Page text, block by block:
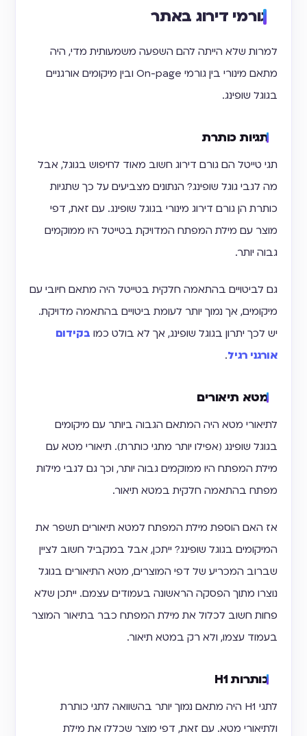
גורמי דירוג באתר
למרות שלא הייתה להם השפעה משמעותית מדי, היה
מתאם מינורי בין גורמי On-page ובין מיקומים אורגניים
בגוגל שופינג.
תגיות כותרת
תגי טייטל הם גורם דירוג חשוב מאוד לחיפוש בגוגל, אבל
מה לגבי גוגל שופינג? הנתונים מצביעים על כך שתגיות
כותרת הן גורם דירוג מינורי בגוגל שופינג. עם זאת, דפי
מוצר עם מילת המפתח המדויקת בטייטל היו ממוקמים
גבוה יותר.
גם לביטויים בהתאמה חלקית בטייטל היה מתאם חיובי עם
מיקומים, אך נמוך יותר לעומת ביטויים בהתאמה מדויקת.
יש לכך יתרון בגוגל שופינג, אך לא בולט כמובקידום
אורגני רגיל.
מטא תיאורים
לתיאורי מטא היה המתאם הגבוה ביותר עם מיקומים
בגוגל שופינג (אפילו יותר מתגי כותרת). תיאורי מטא עם
מילת המפתח היו ממוקמים גבוה יותר, וכך גם לגבי מילות
מפתח בהתאמה חלקית במטא תיאור.
אז האם הוספת מילת המפתח למטא תיאורים תשפר את
המיקומים בגוגל שופינג? ייתכן, אבל במקביל חשוב לציין
שברוב המכריע של דפי המוצרים, מטא התיאורים בגוגל
נוצרו מתוך הפסקה הראשונה בעמודים עצמם. ייתכן שלא
פחות חשוב לכלול את מילת המפתח כבר בתיאור המוצר
בעמוד עצמו, ולא רק במטא תיאור.
כותרות H1
לתגי H1 היה מתאם נמוך יותר בהשוואה לתגי כותרת
ולתיאורי מטא. עם זאת, דפי מוצר שכללו את מילת